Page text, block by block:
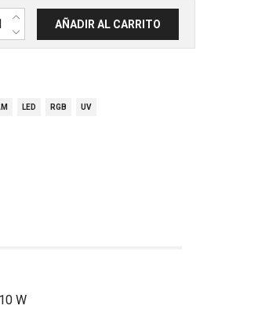
fija LED con visera12 beam RGBW+UV
AÑADIR AL CARRITO
LED RGB UV
W